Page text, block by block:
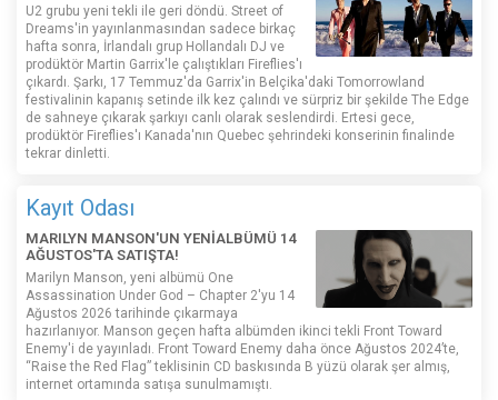
U2 grubu yeni tekli ile geri döndü. Street of
Dreams'in yayınlanmasından sadece birkaç
hafta sonra, İrlandalı grup Hollandalı DJ ve
prodüktör Martin Garrix'le çalıştıkları Fireflies'ı
çıkardı. Şarkı, 17 Temmuz'da Garrix'in Belçika'daki Tomorrowland
festivalinin kapanış setinde ilk kez çalındı ​​ve sürpriz bir şekilde The Edge
de sahneye çıkarak şarkıyı canlı olarak seslendirdi. Ertesi gece,
prodüktör Fireflies'ı Kanada'nın Quebec şehrindeki konserinin finalinde
tekrar dinletti.
Kayıt Odası
MARILYN MANSON'UN YENİALBÜMÜ 14
AĞUSTOS'TA SATIŞTA!
Marilyn Manson, yeni albümü One
Assassination Under God – Chapter 2'yu 14
Ağustos 2026 tarihinde çıkarmaya
hazırlanıyor. Manson geçen hafta albümden ikinci tekli Front Toward
Enemy'i de yayınladı. Front Toward Enemy daha önce Ağustos 2024’te,
“Raise the Red Flag” teklisinin CD baskısında B yüzü olarak şer almış,
internet ortamında satışa sunulmamıştı.